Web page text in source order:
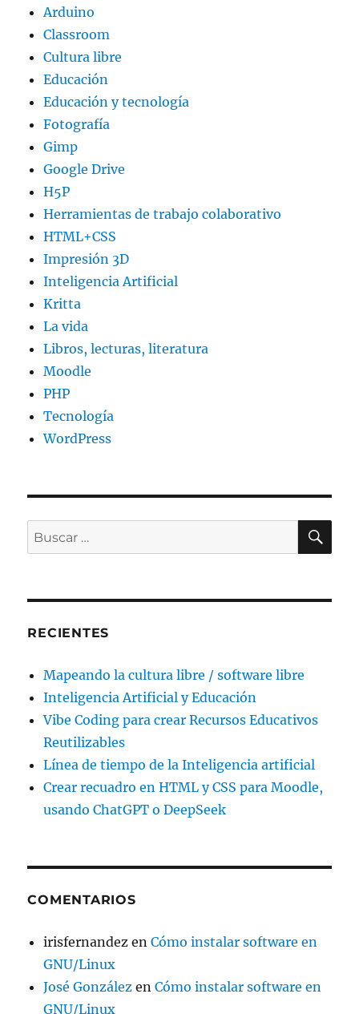
Arduino
Classroom
Cultura libre
Educación
Educación y tecnología
Fotografía
Gimp
Google Drive
H5P
Herramientas de trabajo colaborativo
HTML+CSS
Impresión 3D
Inteligencia Artificial
Kritta
La vida
Libros, lecturas, literatura
Moodle
PHP
Tecnología
WordPress
Buscar
por:
RECIENTES
Mapeando la cultura libre / software libre
Inteligencia Artificial y Educación
Vibe Coding para crear Recursos Educativos
Reutilizables
Línea de tiempo de la Inteligencia artificial
Crear recuadro en HTML y CSS para Moodle,
usando ChatGPT o DeepSeek
COMENTARIOS
irisfernandez enCómo instalar software en
GNU/Linux
José González enCómo instalar software en
GNU/Linux